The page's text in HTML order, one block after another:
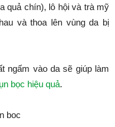
quả chín), lô hội và trà mỹ
và thoa lên vùng da bị
ngấm vào da sẽ giúp làm
bọc hiệu quả.